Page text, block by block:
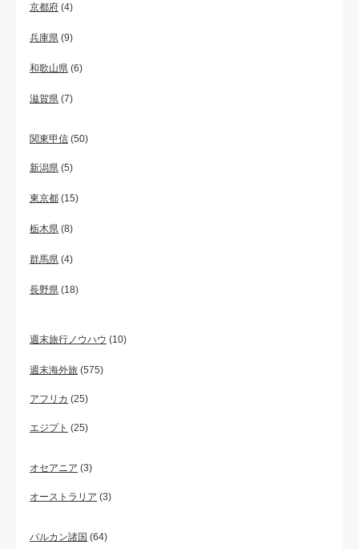
京都府 (4)
兵庫県 (9)
和歌山県 (6)
滋賀県 (7)
関東甲信 (50)
新潟県 (5)
東京都 (15)
栃木県 (8)
群馬県 (4)
長野県 (18)
週末旅行ノウハウ (10)
週末海外旅 (575)
アフリカ (25)
エジプト (25)
オセアニア (3)
オーストラリア (3)
バルカン諸国 (64)